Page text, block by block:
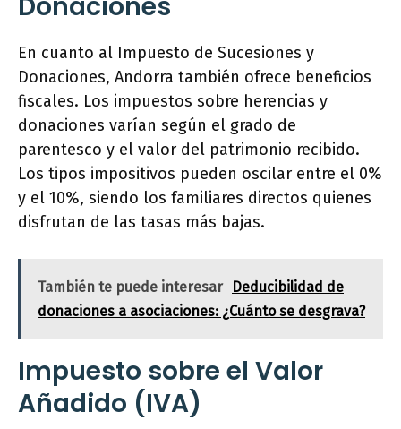
En cuanto al Impuesto de Sucesiones y
Donaciones, Andorra también ofrece beneficios
fiscales. Los impuestos sobre herencias y
donaciones varían según el grado de
parentesco y el valor del patrimonio recibido.
Los tipos impositivos pueden oscilar entre el 0%
y el 10%, siendo los familiares directos quienes
disfrutan de las tasas más bajas.
También te puede interesar
Deducibilidad de
donaciones a asociaciones: ¿Cuánto se desgrava?
Impuesto sobre el Valor
Añadido (IVA)